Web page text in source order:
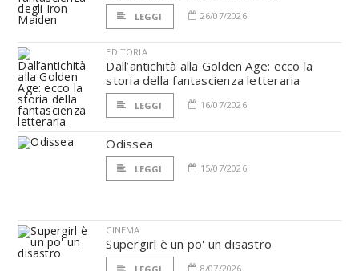
LEGGI 26/07/2026
EDITORIA
Dall’antichità alla Golden Age: ecco la
storia della fantascienza letteraria
LEGGI 16/07/2026
Odissea
LEGGI 15/07/2026
CINEMA
Supergirl è un po' un disastro
8/07/2026